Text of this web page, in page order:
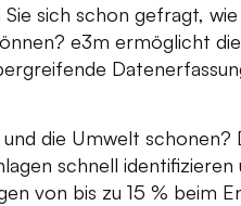
sich schon gefragt,
e3m ermöglicht
die Umwelt
schnell
von bis zu 15 % beim